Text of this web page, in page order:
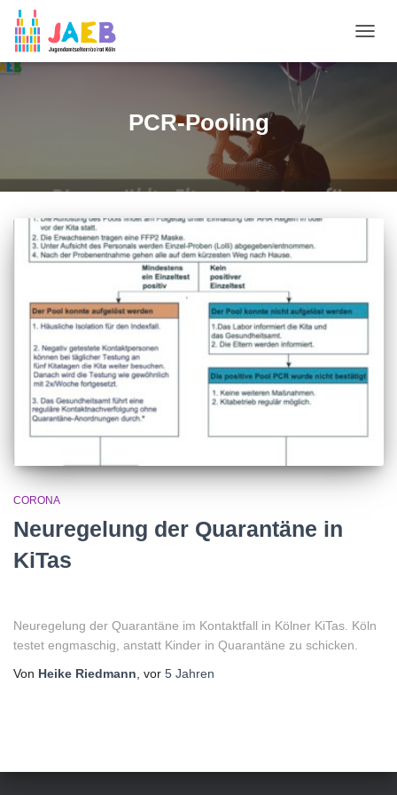
PCR-Pooling
CORONA
Neuregelung der Quarantäne in
KiTas
Neuregelung der Quarantäne im Kontaktfall in Kölner KiTas. Köln
testet engmaschig, anstatt Kinder in Quarantäne zu schicken.
Von Heike Riedmann , vor 5 Jahren